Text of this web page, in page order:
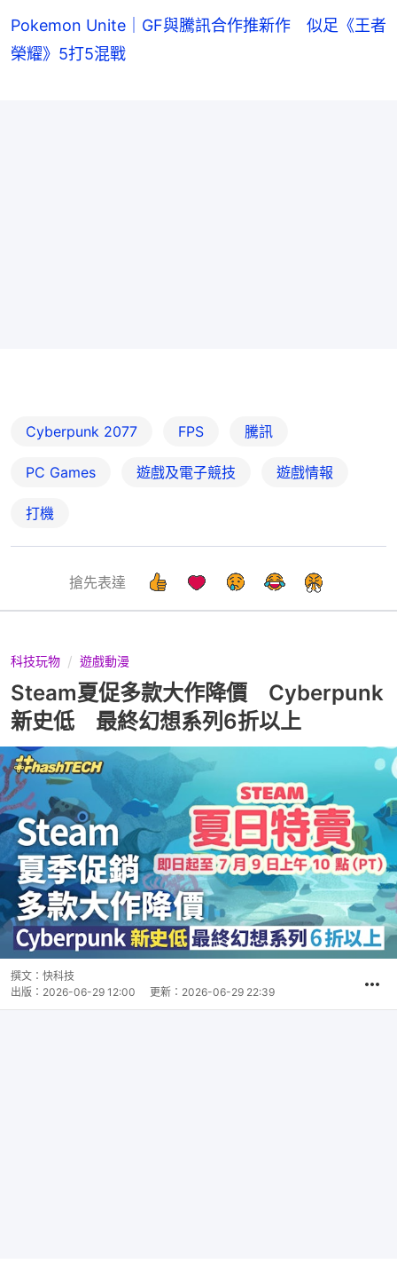
Pokemon Unite｜GF與騰訊合作推新作 似足《王者
榮耀》5打5混戰
Cyberpunk 2077 FPS 騰訊
PC Games 遊戲及電子競技 遊戲情報
打機
搶先表達
科技玩物 遊戲動漫
Steam夏促多款大作降價 Cyberpunk
新史低 最終幻想系列6折以上
撰文： 快科技
出版： 2026-06-29 12:00 更新： 2026-06-29 22:39